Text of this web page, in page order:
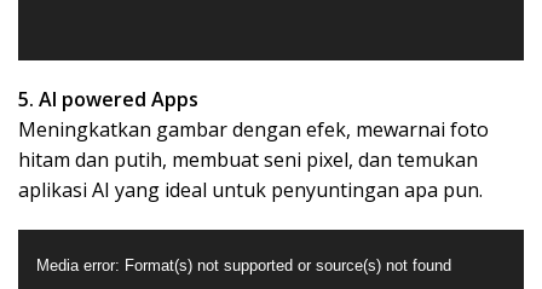
5. AI powered Apps
Meningkatkan gambar dengan efek, mewarnai foto
hitam dan putih, membuat seni pixel, dan temukan
aplikasi AI yang ideal untuk penyuntingan apa pun.
Player
Media error: Format(s) not supported or source(s) not found